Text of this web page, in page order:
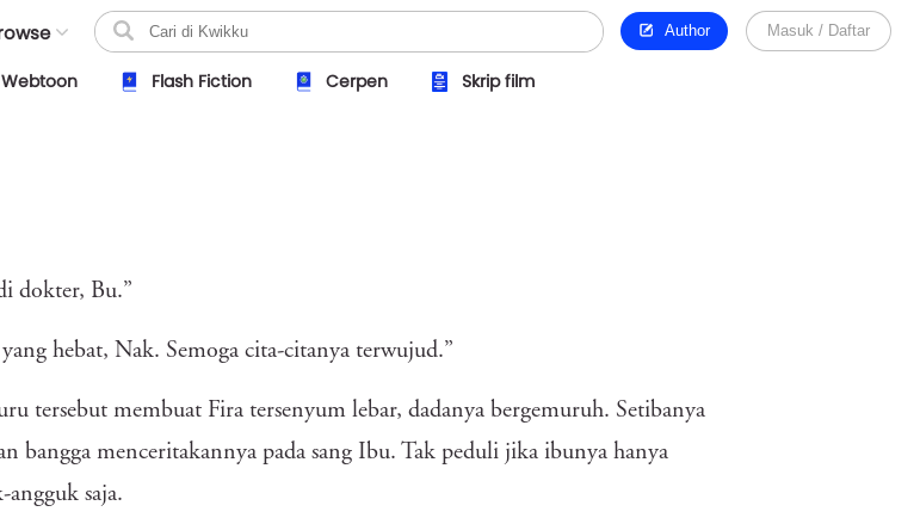
Author Masuk / Daftar
Webtoon Flash Fiction Cerpen Skrip film
dokter, Bu.”
hebat, Nak. Semoga cita-citanya terwujud.”
tersebut membuat Fira tersenyum lebar, dadanya bergemuruh. Setibanya
bangga menceritakannya pada sang Ibu. Tak peduli jika ibunya hanya
saja.